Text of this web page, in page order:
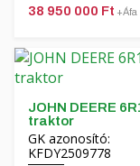
38 950 000 Ft +Áfa
JOHN DEERE
traktor
GK azonosító:
KFDY2509778